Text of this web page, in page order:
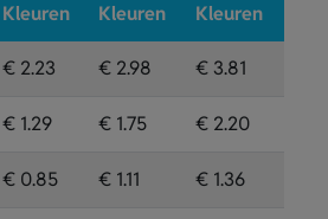
Kleuren Kleuren Kleuren
€ 2.23 € 2.98 € 3.81
€ 1.29 € 1.75 € 2.20
€ 0.85 € 1.11 € 1.36